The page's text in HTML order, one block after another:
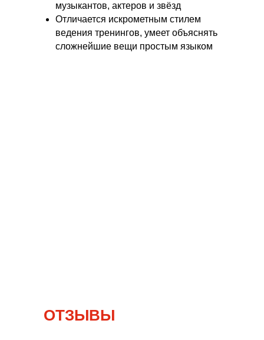
музыкантов, актеров и звёзд
Отличается искрометным стилем
ведения тренингов, умеет объяснять
сложнейшие вещи простым языком
ОТЗЫВЫ